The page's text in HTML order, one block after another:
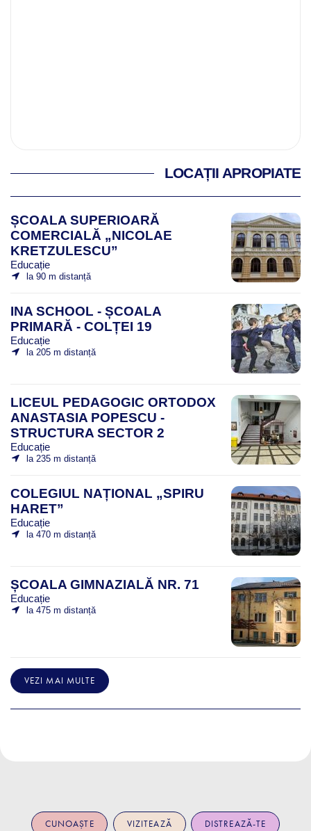
LOCAȚII APROPIATE
ȘCOALA SUPERIOARĂ
COMERCIALĂ „NICOLAE
KRETZULESCU”
Educație
la 90 m distanță
INA SCHOOL - ȘCOALA
PRIMARĂ - COLȚEI 19
Educație
la 205 m distanță
LICEUL PEDAGOGIC ORTODOX
ANASTASIA POPESCU -
STRUCTURA SECTOR 2
Educație
la 235 m distanță
COLEGIUL NAȚIONAL „SPIRU
HARET”
Educație
la 470 m distanță
ȘCOALA GIMNAZIALĂ NR. 71
Educație
la 475 m distanță
VEZI MAI MULTE
CUNOAȘTE VIZITEAZĂ DISTREAZĂ-TE